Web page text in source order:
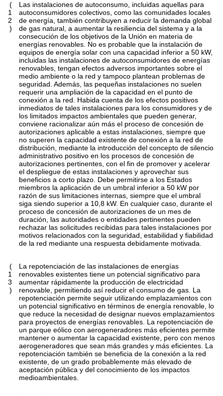
(
1
2
)
Las instalaciones de autoconsumo, incluidas aquellas para
autoconsumidores colectivos, como las comunidades locales
de energía, también contribuyen a reducir la demanda global
de gas natural, a aumentar la resiliencia del sistema y a la
consecución de los objetivos de la Unión en materia de
energías renovables. No es probable que la instalación de
equipos de energía solar con una capacidad inferior a 50 kW,
incluidas las instalaciones de autoconsumidores de energías
renovables, tengan efectos adversos importantes sobre el
medio ambiente o la red y tampoco plantean problemas de
seguridad. Además, las pequeñas instalaciones no suelen
requerir una ampliación de la capacidad en el punto de
conexión a la red. Habida cuenta de los efectos positivos
inmediatos de tales instalaciones para los consumidores y de
los limitados impactos ambientales que pueden generar,
conviene racionalizar aún más el proceso de concesión de
autorizaciones aplicable a estas instalaciones, siempre que
no superen la capacidad existente de conexión a la red de
distribución, mediante la introducción del concepto de silencio
administrativo positivo en los procesos de concesión de
autorizaciones pertinentes, con el fin de promover y acelerar
el despliegue de estas instalaciones y aprovechar sus
beneficios a corto plazo. Debe permitirse a los Estados
miembros la aplicación de un umbral inferior a 50 kW por
razón de sus limitaciones internas, siempre que el umbral
siga siendo superior a 10,8 kW. En cualquier caso, durante el
proceso de concesión de autorizaciones de un mes de
duración, las autoridades o entidades pertinentes pueden
rechazar las solicitudes recibidas para tales instalaciones por
motivos relacionados con la seguridad, estabilidad y fiabilidad
de la red mediante una respuesta debidamente motivada.
(
1
3
)
La repotenciación de las instalaciones de energías
renovables existentes tiene un potencial significativo para
aumentar rápidamente la producción de electricidad
renovable, permitiendo así reducir el consumo de gas. La
repotenciación permite seguir utilizando emplazamientos con
un potencial significativo en términos de energía renovable, lo
que reduce la necesidad de designar nuevos emplazamientos
para proyectos de energías renovables. La repotenciación de
un parque eólico con aerogeneradores más eficientes permite
mantener o aumentar la capacidad existente, pero con menos
aerogeneradores que sean más grandes y más eficientes. La
repotenciación también se beneficia de la conexión a la red
existente, de un grado probablemente más elevado de
aceptación pública y del conocimiento de los impactos
medioambientales.